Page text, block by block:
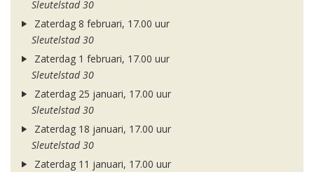
Sleutelstad 30
Zaterdag 8 februari, 17.00 uur
Sleutelstad 30
Zaterdag 1 februari, 17.00 uur
Sleutelstad 30
Zaterdag 25 januari, 17.00 uur
Sleutelstad 30
Zaterdag 18 januari, 17.00 uur
Sleutelstad 30
Zaterdag 11 januari, 17.00 uur